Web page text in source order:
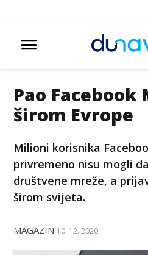
Pao Facebook
širom Evrope
Milioni korisnika
privremeno nisu mogli
društvene mreže, a
širom svijeta.
MAGAZIN 10. 12. 2020.